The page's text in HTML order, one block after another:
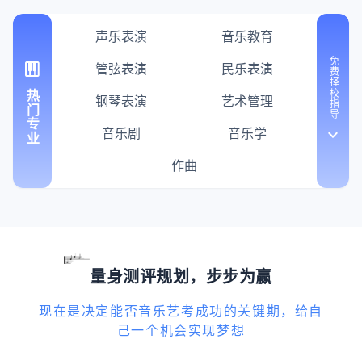
piano
热门专业
声乐表演
音乐教育
管弦表演
民乐表演
钢琴表演
艺术管理
音乐剧
音乐学
作曲
免费择校指导
keyboard_arrow_down
量身测评规划，步步为赢
现在是决定能否音乐艺考成功的关键期，给自
己一个机会实现梦想